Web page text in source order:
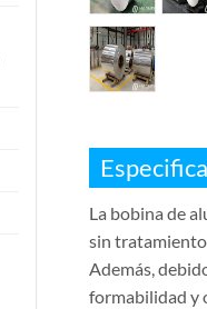
La bobina de
sin tratamiento
Además,
formabilidad y